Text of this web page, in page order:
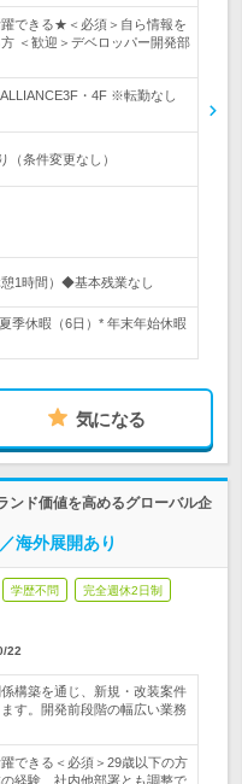
できる★＜必須＞自ら情報を
＜歓迎＞デベロッパー開発部
・4F ※転勤なし
条件変更なし）
1時間）◆基本残業なし
季休暇（6日）* 年末年始休暇
気になる
ンド価値を高めるグローバル企
海外展開あり
学歴不問 完全週休2日制
22
構築を通じ、新規・改装案件
す。開発前段階の幅広い業務
できる＜必須＞29歳以下の方
経験、社内他部署とも調整で